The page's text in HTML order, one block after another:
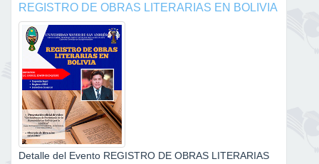
REGISTRO DE OBRAS LITERARIAS EN BOLIVIA
Detalle del Evento REGISTRO DE OBRAS LITERARIAS